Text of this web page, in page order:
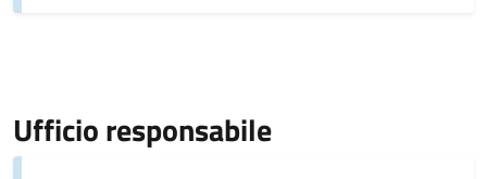
Ufficio responsabile